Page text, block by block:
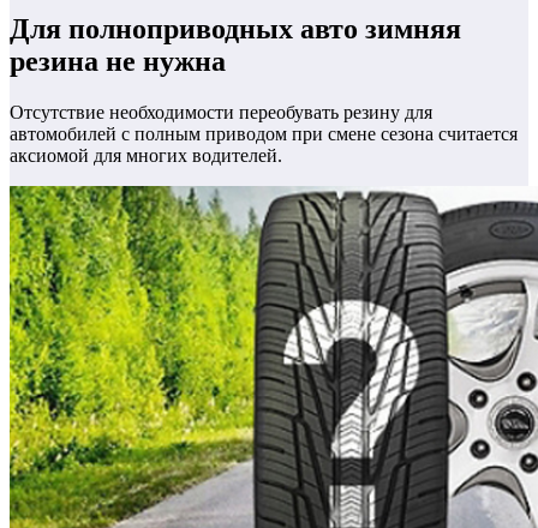
Для полноприводных авто зимняя
резина не нужна
Отсутствие необходимости переобувать резину для
автомобилей с полным приводом при смене сезона считается
аксиомой для многих водителей.